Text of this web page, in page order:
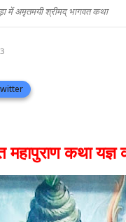
में अमृत‌मयी श्रीमद् भागवत कथा
महापुराण कथा